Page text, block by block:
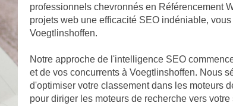
professionnels chevronnés en Référencement
projets web une efficacité SEO indéniable,
Voegtlinshoffen.
Notre approche de l'intelligence SEO
et de vos concurrents à Voegtlinshoffen. Nous
d'optimiser votre classement dans les moteurs
pour diriger les moteurs de recherche vers